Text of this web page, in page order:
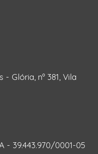
Glória, nº 381, Vila
- 39.443.970/0001-05